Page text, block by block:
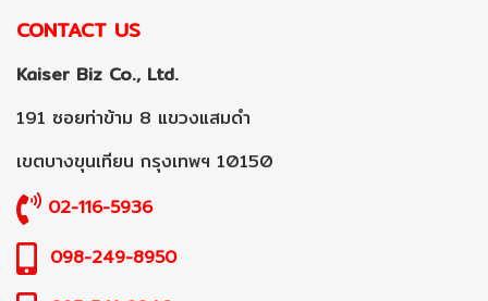
CONTACT US
Kaiser Biz Co., Ltd.
191 ซอยท่าข้าม 8 แขวงแสมดำ
เขตบางขุนเทียน กรุงเทพฯ 10150
02-116-5936
098-249-8950